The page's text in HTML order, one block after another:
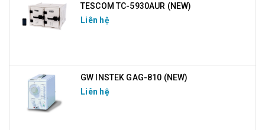
TESCOM TC-5930AUR (NEW)
Liên hệ
GW INSTEK GAG-810 (NEW)
Liên hệ